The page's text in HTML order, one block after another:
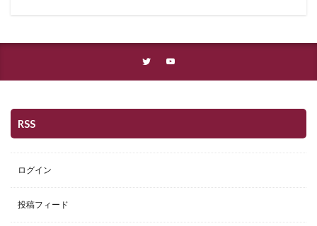
RSS
ログイン
投稿フィード